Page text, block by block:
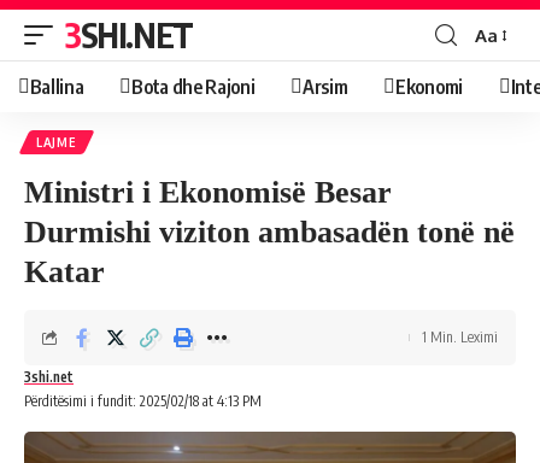
3SHI.NET Aa
Ballina Bota dhe Rajoni Arsim Ekonomi
LAJME
Ministri i Ekonomisë Besar
Durmishi viziton ambasadën tonë në
Katar
Përditësimi i fundit: 2025/02/18 at 4:13 PM
3shi.net
1 Min. Leximi